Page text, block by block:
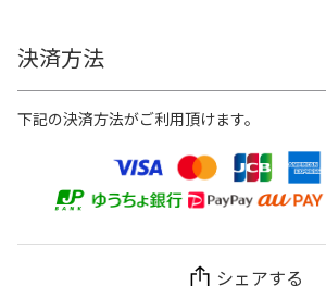
決済方法
下記の決済方法がご利用頂けます。
シェアする